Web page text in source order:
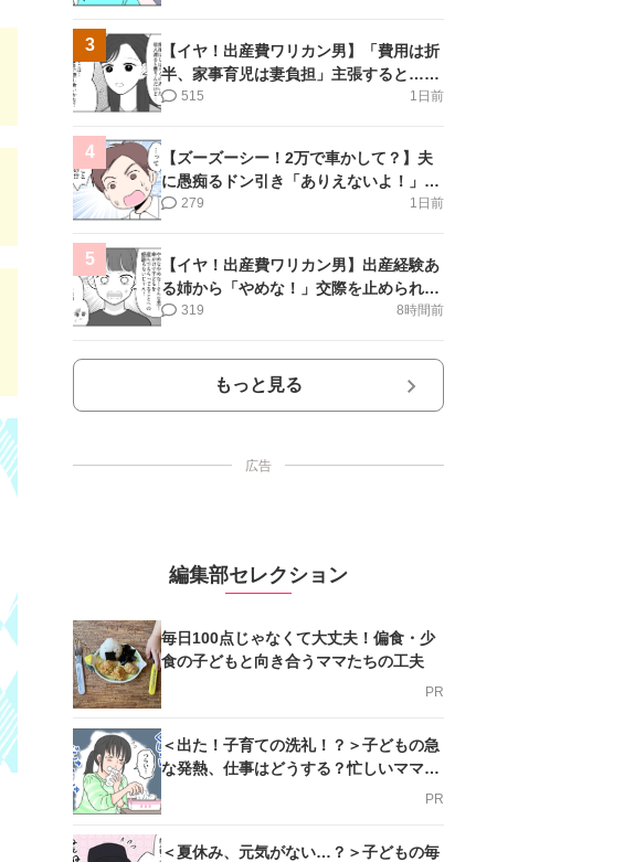
3
【イヤ！出産費ワリカン男】「費用は折
半、家事育児は妻負担」主張すると…＜
第11話＞#4コマ母道場
1日前
515
4
【ズーズーシー！2万で車かして？】夫
に愚痴るドン引き「ありえないよ！」＜
第16話＞#4コマ母道場
1日前
279
5
【イヤ！出産費ワリカン男】出産経験あ
る姉から「やめな！」交際を止められ＜
第12話＞#4コマ母道場
8時間前
319
もっと見る
広告
編集部セレクション
毎日100点じゃなくて大丈夫！偏食・少
食の子どもと向き合うママたちの工夫
PR
＜出た！子育ての洗礼！？＞子どもの急
な発熱、仕事はどうする？忙しいママを
PR
＜夏休み、元気がない…？＞子どもの毎